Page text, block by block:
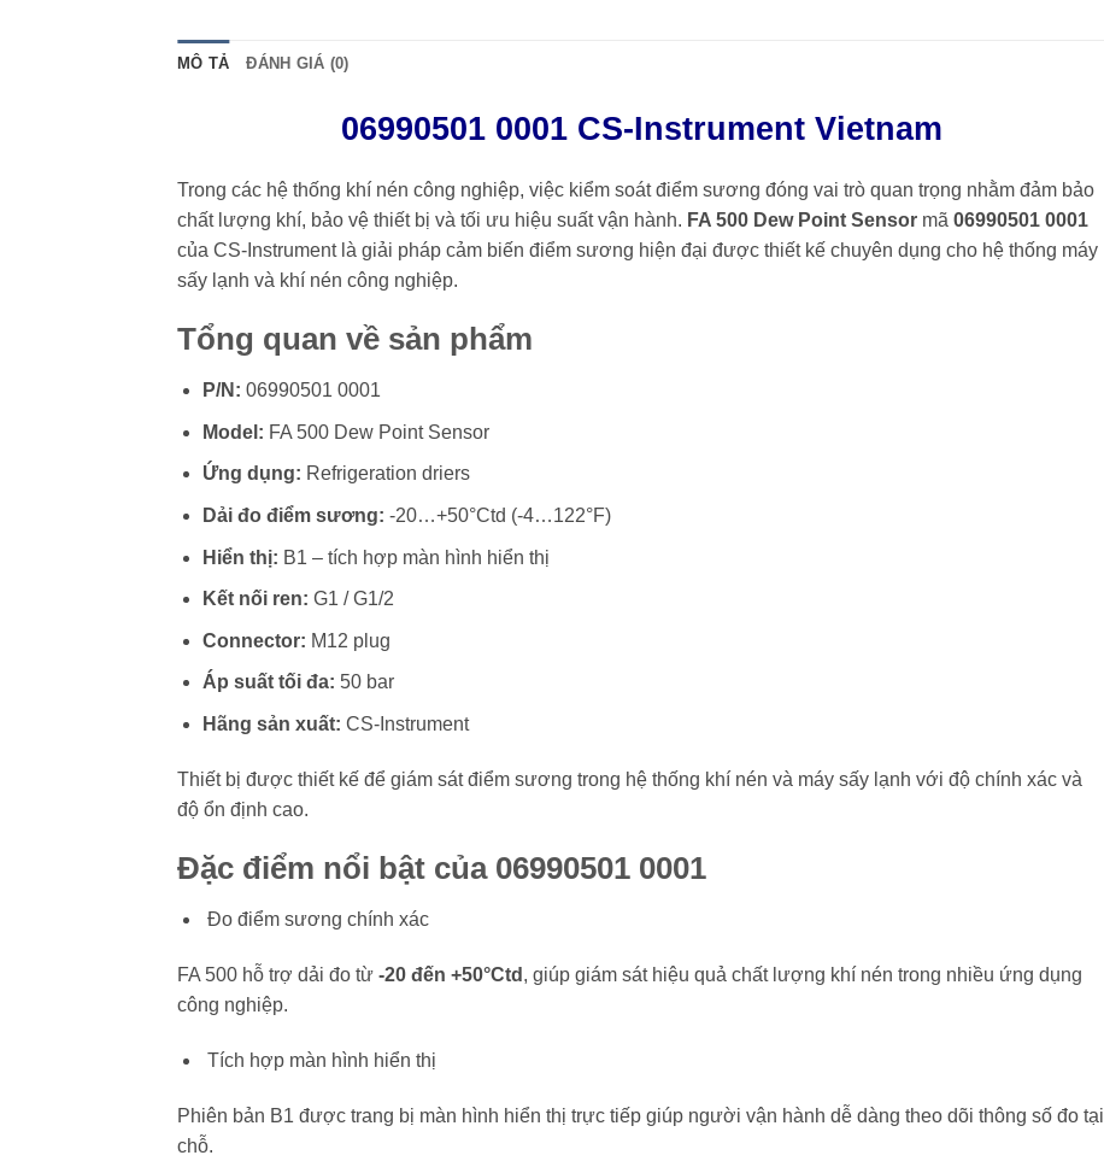
MÔ TẢ ĐÁNH GIÁ (0)
06990501 0001 CS-Instrument Vietnam
Trong các hệ thống khí nén công nghiệp, việc kiểm soát điểm sương đóng vai trò quan trọng nhằm đảm bảo
chất lượng khí, bảo vệ thiết bị và tối ưu hiệu suất vận hành. FA 500 Dew Point Sensor mã 06990501 0001
của CS-Instrument là giải pháp cảm biến điểm sương hiện đại được thiết kế chuyên dụng cho hệ thống máy
sấy lạnh và khí nén công nghiệp.
Tổng quan về sản phẩm
P/N: 06990501 0001
Model: FA 500 Dew Point Sensor
Ứng dụng: Refrigeration driers
Dải đo điểm sương: -20…+50°Ctd (-4…122°F)
Hiển thị: B1 – tích hợp màn hình hiển thị
Kết nối ren: G1 / G1/2
Connector: M12 plug
Áp suất tối đa: 50 bar
Hãng sản xuất: CS-Instrument
Thiết bị được thiết kế để giám sát điểm sương trong hệ thống khí nén và máy sấy lạnh với độ chính xác và
độ ổn định cao.
Đặc điểm nổi bật của 06990501 0001
Đo điểm sương chính xác
FA 500 hỗ trợ dải đo từ -20 đến +50°Ctd , giúp giám sát hiệu quả chất lượng khí nén trong nhiều ứng dụng
công nghiệp.
Tích hợp màn hình hiển thị
Phiên bản B1 được trang bị màn hình hiển thị trực tiếp giúp người vận hành dễ dàng theo dõi thông số đo tại
chỗ.